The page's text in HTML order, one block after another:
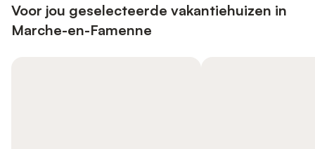
Voor jou geselecteerde vakantiehuizen in
Marche-en-Famenne